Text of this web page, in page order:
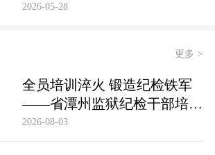
争纷
2026-05-28
更多 >
全员培训淬火 锻造纪检铁军
——省潭州监狱纪检干部培训
实现全覆盖
2026-08-03